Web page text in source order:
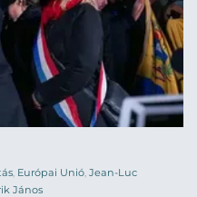
Európai Unió Jean-Luc
János